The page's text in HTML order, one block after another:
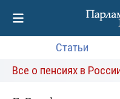
Статьи
Все о пенсиях в